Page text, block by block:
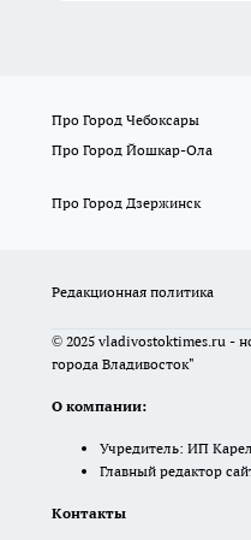
Про Город Чебоксары
Про Город Йошкар-Ола
Про Город Дзержинск
Редакционная политика
© 2025 vladivostoktimes.ru -
города Владивосток"
О компании:
Учредитель: ИП
Главный редактор
Контакты